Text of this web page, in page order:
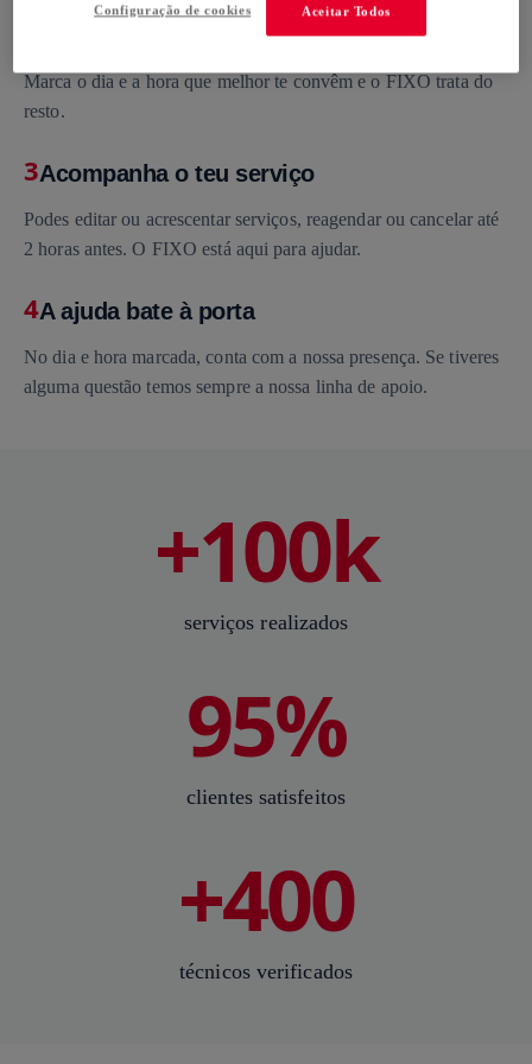
Escolher o dia e a hora (e relaxar)
Marca o dia e a hora que melhor te convêm e o FIXO trata do
resto.
3Acompanha o teu serviço
Podes editar ou acrescentar serviços, reagendar ou cancelar até
2 horas antes. O FIXO está aqui para ajudar.
4A ajuda bate à porta
No dia e hora marcada, conta com a nossa presença. Se tiveres
alguma questão temos sempre a nossa linha de apoio.
+100k
serviços realizados
95%
clientes satisfeitos
+400
técnicos verificados
Aceitar Todos
Configuração de cookies